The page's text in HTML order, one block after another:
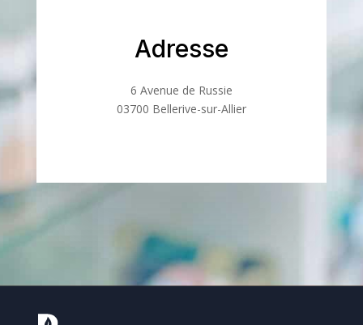
Adresse
6 Avenue de Russie
03700 Bellerive-sur-Allier